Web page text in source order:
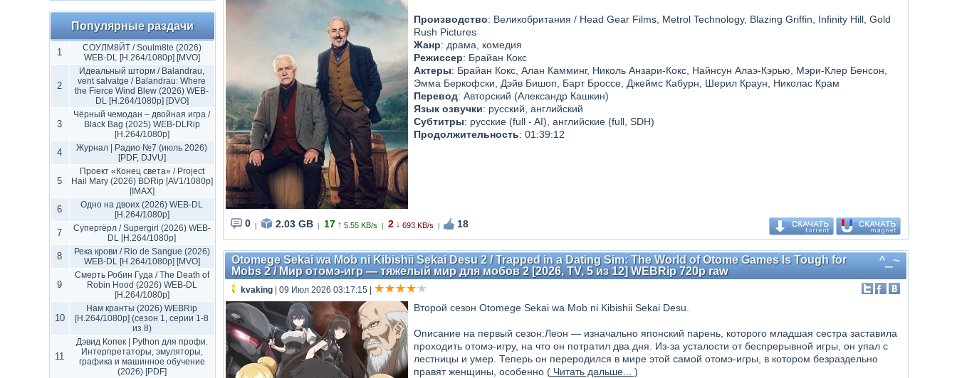
Популярные раздачи
1
СОУЛМ8ЙТ / Soulm8te (2026)
WEB-DL [H.264/1080p] [MVO]
2
Идеальный шторм / Balandrau,
vent salvatge / Balandrau: Where
the Fierce Wind Blew (2026) WEB-
DL [H.264/1080p] [DVO]
3
Чёрный чемодан – двойная игра /
Black Bag (2025) WEB-DLRip
[H.264/1080p]
4
Журнал | Радио №7 (июль 2026)
[PDF, DJVU]
5
Проект «Конец света» / Project
Hail Mary (2026) BDRip [AV1/1080p]
[IMAX]
6
Одно на двоих (2026) WEB-DL
[H.264/1080p]
7
Супергёрл / Supergirl (2026) WEB-
DL [H.264/1080p]
8
Река крови / Rio de Sangue (2026)
WEB-DL [H.264/1080p] [MVO]
9
Смерть Робин Гуда / The Death of
Robin Hood (2026) WEB-DL
[H.264/1080p]
10
Нам кранты (2026) WEBRip
[H.264/1080p] (сезон 1, серии 1-8
из 8)
11
Дэвид Копек | Python для профи.
Интерпретаторы, эмуляторы,
графика и машинное обучение
(2026) [PDF]
Производство: Великобритания / Head Gear Films, Metrol Technology, Blazing Griffin, Infinity Hill, Gold
Rush Pictures
Жанр: драма, комедия
Режиссер: Брайан Кокс
Актеры: Брайан Кокс, Алан Камминг, Николь Анзари-Кокс, Найнсун Алаэ-Кэрью, Мэри-Клер Бенсон,
Эмма Беркофски, Дэйв Бишоп, Барт Броссе, Джеймс Кабурн, Шерил Краун, Николас Крам
Перевод: Авторский (Александр Кашкин)
Язык озвучки: русский, английский
Субтитры: русские (full - AI), английские (full, SDH)
Продолжительность: 01:39:12
0 2.03 GB 17 ↑ 5.55 KB/s 2 ↓ 693 KB/s 18
Otomege Sekai wa Mob ni Kibishii Sekai Desu 2 / Trapped in a Dating Sim: The World of Otome Games Is Tough for
Mobs 2 / Мир отомэ-игр — тяжелый мир для мобов 2 [2026, TV, 5 из 12] WEBRip 720p raw
kvaking| 09 Июл 2026 03:17:15
Второй сезон Otomege Sekai wa Mob ni Kibishii Sekai Desu.
Описание на первый сезон:Леон — изначально японский парень, которого младшая сестра заставила
проходить отомэ-игру, на что он потратил два дня. Из-за усталости от беспрерывной игры, он упал с
лестницы и умер. Теперь он переродился в мире этой самой отомэ-игры, в котором безраздельно
правят женщины, особенно (Читать дальше... )